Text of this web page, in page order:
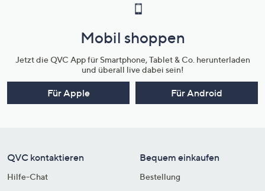
Mobil shoppen
Jetzt die QVC App für Smartphone, Tablet & Co. herunterladen
und überall live dabei sein!
Für Apple Für Android
QVC kontaktieren
Hilfe-Chat
Bequem einkaufen
Bestellung